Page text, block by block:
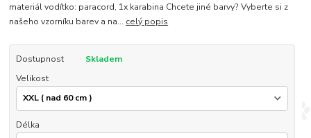
materiál vodítko: paracord, 1x karabina Chcete jiné barvy? Vyberte si z
našeho vzorníku barev a na... celý popis
Dostupnost
Skladem
Velikost
Délka